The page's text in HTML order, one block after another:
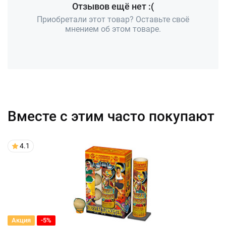
Отзывов ещё нет :(
Приобретали этот товар? Оставьте своё
мнением об этом товаре.
Вместе с этим часто покупают
4.1
Акция -5%